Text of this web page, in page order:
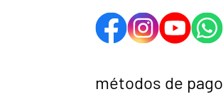
métodos de pago